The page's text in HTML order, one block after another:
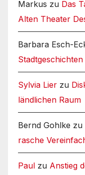
Markus zu Das
Alten Theater
Barbara Esch-
Sylvia Lier zu
ländlichen Raum
Bernd Gohlke zu
rasche
Paul zu Anstieg